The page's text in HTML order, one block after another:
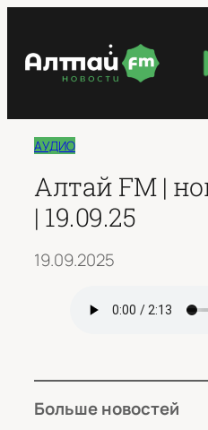
содержимому
АУДИО
Алтай FM |
| 19.09.25
19.09.2025
Больше новостей